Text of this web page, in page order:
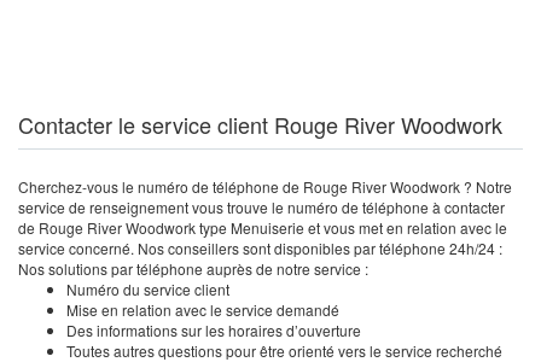
Contacter le service client Rouge River Woodwork
Cherchez-vous le numéro de téléphone de Rouge River Woodwork ? Notre
service de renseignement vous trouve le numéro de téléphone à contacter
de Rouge River Woodwork type Menuiserie et vous met en relation avec le
service concerné. Nos conseillers sont disponibles par téléphone 24h/24 :
Nos solutions par téléphone auprès de notre service :
Numéro du service client
Mise en relation avec le service demandé
Des informations sur les horaires d’ouverture
Toutes autres questions pour être orienté vers le service recherché